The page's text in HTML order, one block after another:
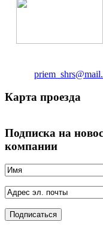
Карта проезда
Подписка на
компании